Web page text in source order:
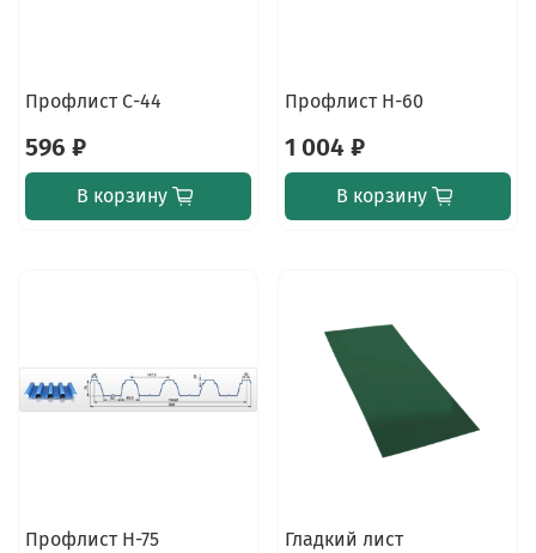
Профлист С-44
596 ₽
В корзину
Профлист Н-60
1 004 ₽
В корзину
Профлист Н-75 Гладкий лист